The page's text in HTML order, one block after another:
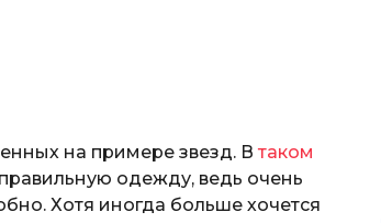
на примере звезд. В таком
одежду, ведь очень
Хотя иногда больше хочется